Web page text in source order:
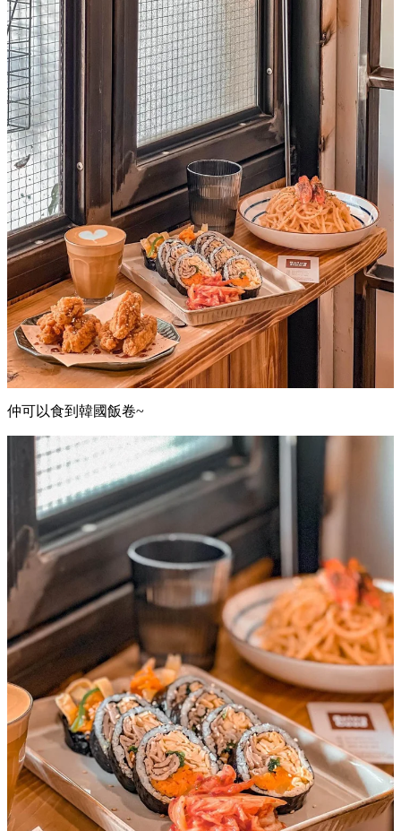
小店食物選擇都幾多，每日會有Daily special嘅意粉，仲會不
定時推出新菜式。
仲可以食到韓國飯卷~